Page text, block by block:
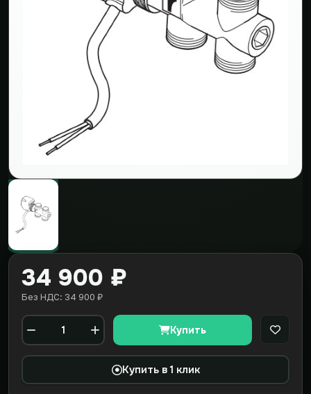
34 900 ₽
Без НДС: 34 900 ₽
Количество
Купить В
Купить в 1 клик